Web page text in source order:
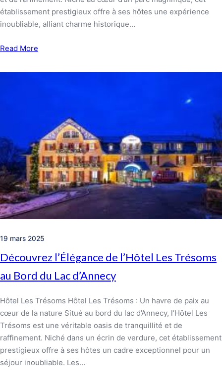
établissement prestigieux offre à ses hôtes une expérience
inoubliable, alliant charme historique…
Read More
19 mars 2025
Découvrez l’Élégance de l’Hôtel Les Trésoms
au Bord du Lac d’Annecy
Hôtel Les Trésoms Hôtel Les Trésoms : Un havre de paix au
cœur de la nature Situé au bord du lac d’Annecy, l’Hôtel Les
Trésoms est une véritable oasis de tranquillité et de
raffinement. Niché dans un écrin de verdure, cet établissement
prestigieux offre à ses hôtes un cadre exceptionnel pour un
séjour inoubliable. Les…